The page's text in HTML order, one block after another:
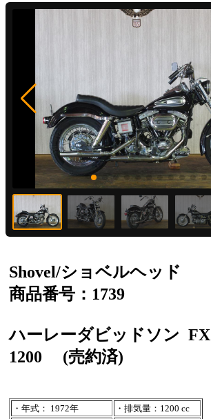
Shovel/ショベルヘッド
商品番号：1739
ハーレーダビッドソン FX
1200
(売約済)
・年式： 1972年
・排気量：1200 cc